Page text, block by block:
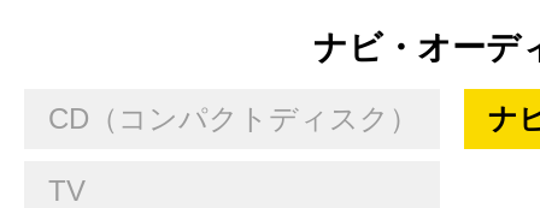
ナビ・オーデ
CD（コンパクトディスク） ナ
TV